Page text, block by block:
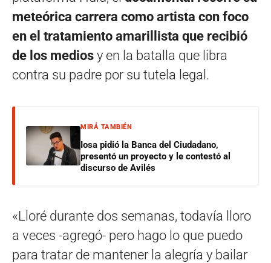
meteórica carrera como artista con foco
en el tratamiento amarillista que recibió
de los medios y en la batalla que libra
contra su padre por su tutela legal.
MIRÁ TAMBIÉN
Iosa pidió la Banca del Ciudadano,
presentó un proyecto y le contestó al
discurso de Avilés
«Lloré durante dos semanas, todavía lloro
a veces -agregó- pero hago lo que puedo
para tratar de mantener la alegría y bailar